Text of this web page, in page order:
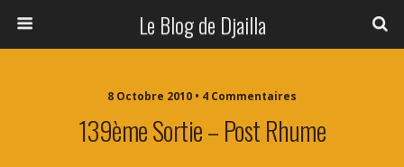
Le Blog de Djailla
8 Octobre 2010 • 4 Commentaires
139ème Sortie – Post Rhume